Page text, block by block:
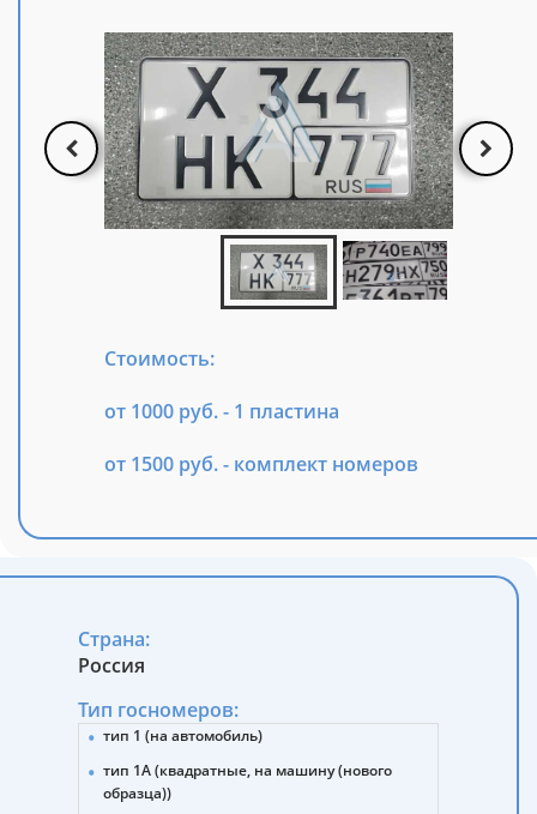
Стоимость:
от 1000 руб. - 1 пластина
от 1500 руб. - комплект номеров
Страна:
Россия
Тип госномеров:
тип 1 (на автомобиль)
тип 1А (квадратные, на машину (нового
образца))